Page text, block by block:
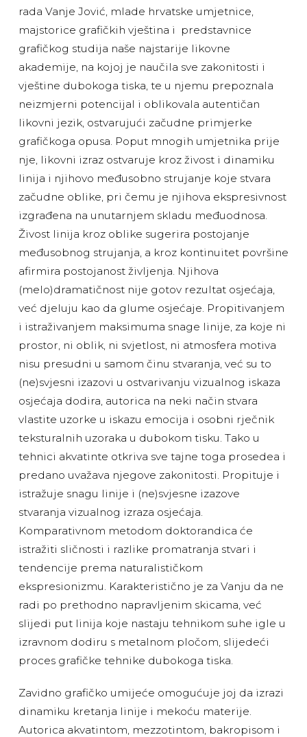
rada Vanje Jović, mlade hrvatske umjetnice,
majstorice grafičkih vještina i predstavnice
grafičkog studija naše najstarije likovne
akademije, na kojoj je naučila sve zakonitosti i
vještine dubokoga tiska, te u njemu prepoznala
neizmjerni potencijal i oblikovala autentičan
likovni jezik, ostvarujući začudne primjerke
grafičkoga opusa. Poput mnogih umjetnika prije
nje, likovni izraz ostvaruje kroz živost i dinamiku
linija i njihovo međusobno strujanje koje stvara
začudne oblike, pri čemu je njihova ekspresivnost
izgrađena na unutarnjem skladu međuodnosa.
Živost linija kroz oblike sugerira postojanje
međusobnog strujanja, a kroz kontinuitet površine
afirmira postojanost življenja. Njihova
(melo)dramatičnost nije gotov rezultat osjećaja,
već djeluju kao da glume osjećaje. Propitivanjem
i istraživanjem maksimuma snage linije, za koje ni
prostor, ni oblik, ni svjetlost, ni atmosfera motiva
nisu presudni u samom činu stvaranja, već su to
(ne)svjesni izazovi u ostvarivanju vizualnog iskaza
osjećaja dodira, autorica na neki način stvara
vlastite uzorke u iskazu emocija i osobni rječnik
teksturalnih uzoraka u dubokom tisku. Tako u
tehnici akvatinte otkriva sve tajne toga prosedea i
predano uvažava njegove zakonitosti. Propituje i
istražuje snagu linije i (ne)svjesne izazove
stvaranja vizualnog izraza osjećaja.
Komparativnom metodom doktorandica će
istražiti sličnosti i razlike promatranja stvari i
tendencije prema naturalističkom
ekspresionizmu. Karakteristično je za Vanju da ne
radi po prethodno napravljenim skicama, već
slijedi put linija koje nastaju tehnikom suhe igle u
izravnom dodiru s metalnom pločom, slijedeći
proces grafičke tehnike dubokoga tiska.
Zavidno grafičko umijeće omogućuje joj da izrazi
dinamiku kretanja linije i mekoću materije.
Autorica akvatintom, mezzotintom, bakropisom i